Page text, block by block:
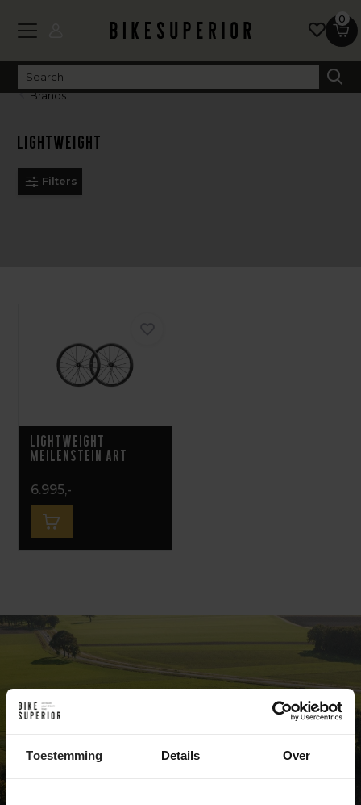
Toestemming Details Over
0
Brands
Lightweight
Filters
Lightweight
MEILENSTEIN ART
6.995,-
Exclusive bike shop
we're pretty proud of that. We sell
unique models and have a real